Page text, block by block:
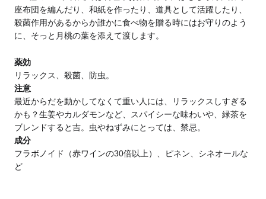
座布団を編んだり、和紙を作ったり、道具として活躍したり、
殺菌作用があるからか誰かに食べ物を贈る時にはお守りのよう
に、そっと月桃の葉を添えて渡します。
薬効
リラックス、殺菌、防虫。
注意
最近からだを動かしてなくて重い人には、リラックスしすぎる
かも？生姜やカルダモンなど、スパイシーな味わいや、緑茶を
ブレンドすると吉。 虫やねずみにとっては、禁忌。
成分
フラボノイド（赤ワインの30倍以上）、ピネン、シネオールな
ど